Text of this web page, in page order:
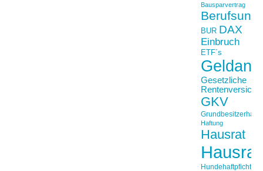
Bausparvertrag
BUR DAX
Einbruch
ETF´s
Gesetzliche
GKV
Haftung
Hausrat
Hundehaftpficht